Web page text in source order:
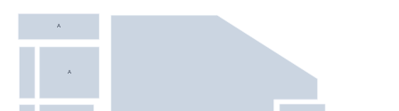
A
A